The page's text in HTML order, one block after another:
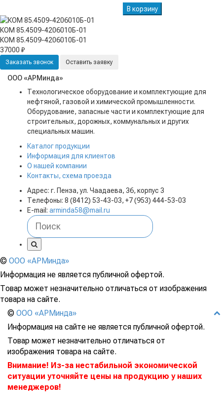
В корзину
КОМ 85.4509-4206010Б-01
КОМ 85.4509-4206010Б-01
37000 ₽
Заказать звонок Оставить заявку
ООО «АРМинда»
Технологическое оборудование и комплектующие для
нефтяной, газовой и химической промышленности.
Оборудование, запасные части и комплектующие для
строительных, дорожных, коммунальных и других
специальных машин.
Каталог продукции
Информация для клиентов
О нашей компании
Контакты, схема проезда
Адрес: г. Пенза, ул. Чаадаева, 36, корпус 3
Телефоны: 8 (8412) 53-43-03, +7 (953) 444-53-03
E-mail: arminda58@mail.ru
© ООО «АРМинда»
Информация не является публичной офертой.
Товар может незначительно отличаться от изображения
товара на сайте.
© ООО «АРМинда»
Информация на сайте не является публичной офертой.
Товар может незначительно отличаться от
изображения товара на сайте.
Внимание! Из-за нестабильной экономической
ситуации уточняйте цены на продукцию у наших
менеджеров!